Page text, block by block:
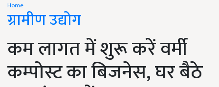
Home
ग्रामीण उद्योग
कम लागत में शुरू करें वर्मी
कम्पोस्ट का बिजनेस, घर बैठे